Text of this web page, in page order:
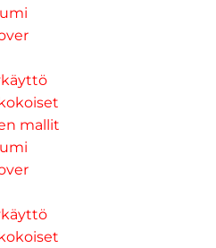
mallit